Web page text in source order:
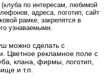
по интересам, любимой
адреса, логотип, сайт
рамке, закрепятся в
узнаваемыми.
можно сделать с
Цветное рекламное поле с
клана, фирмы, логотип,
и т.п.